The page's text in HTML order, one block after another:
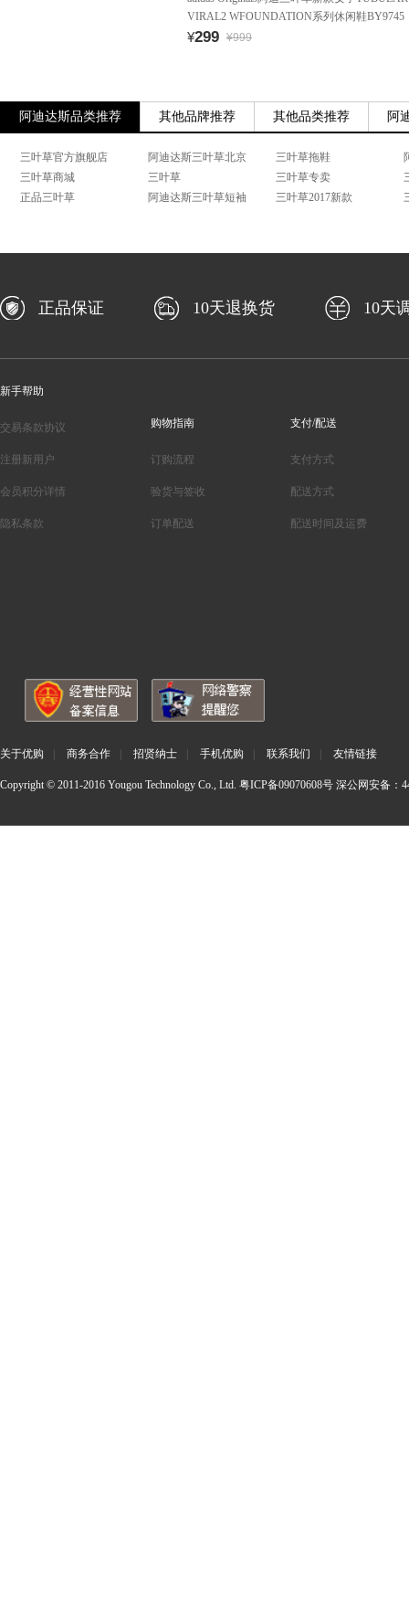
VIRAL2 WFOUNDATION系列休闲鞋BY9745
¥299 ¥999
阿迪达斯品类推荐 其他品牌推荐 其他品类推荐 阿
三叶草官方旗舰店 阿迪达斯三叶草北京 三叶草拖鞋
三叶草商城
三叶草 三叶草专卖
正品三叶草
阿迪达斯三叶草短袖 三叶草2017新款
正品保证 10天退换货 10天
新手帮助
交易条款协议
注册新用户
会员积分详情
隐私条款
购物指南
订购流程
验货与签收
订单配送
支付/配送
支付方式
配送方式
配送时间及运费
关于优购 商务合作 招贤纳士 手机优购 联系我们 友情链接
Copyright © 2011-2016 Yougou Technology Co., Ltd. 粤ICP备09070608号 深公网安备：